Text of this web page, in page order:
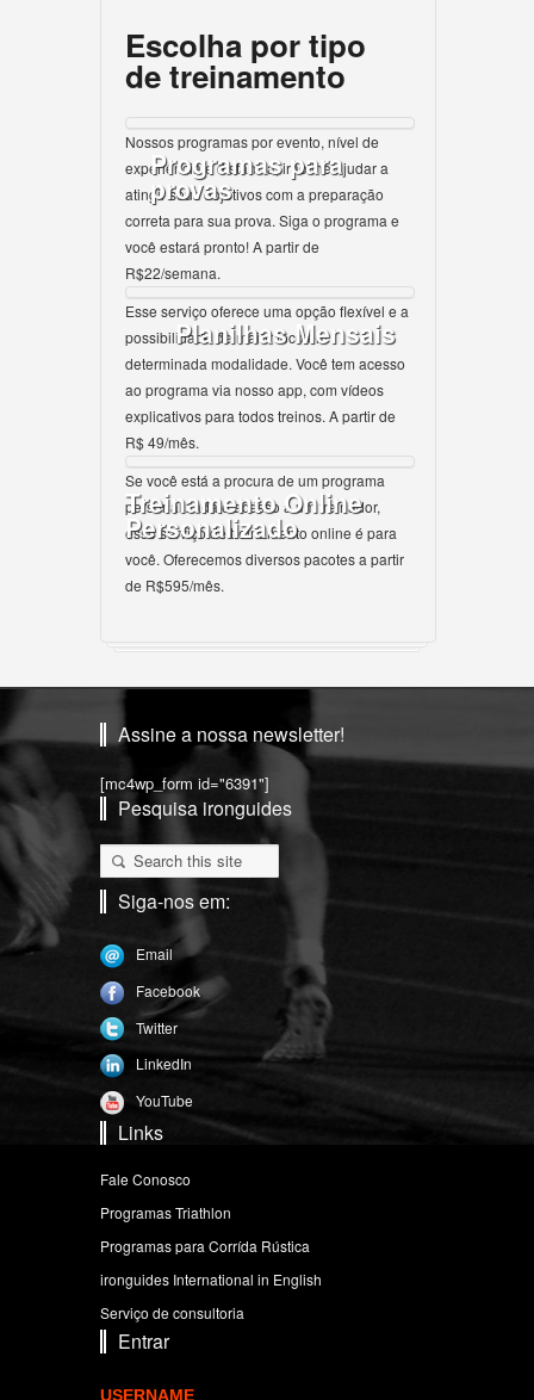
Escolha por tipo
de treinamento
Programas para
provas
Nossos programas por evento, nível de
experiência e distância, irão lhe ajudar a
atingir seus objetivos com a preparação
correta para sua prova. Siga o programa e
você estará pronto! A partir de
R$22/semana.
Planilhas Mensais
Esse serviço oferece uma opção flexível e a
possibilidade de maior foco em
determinada modalidade. Você tem acesso
ao programa via nosso app, com vídeos
explicativos para todos treinos. A partir de
R$ 49/mês.
Treinamento Online
Personalizado
Se você está a procura de um programa
personalizada e acesso a um treinador,
esse serviço de treinamento online é para
você. Oferecemos diversos pacotes a partir
de R$595/mês.
Assine a nossa newsletter!
[mc4wp_form id="6391"]
Pesquisa ironguides
Siga-nos em:
Email
Facebook
Twitter
LinkedIn
YouTube
Links
Fale Conosco
Programas Triathlon
Programas para Corrída Rústica
ironguides International in English
Serviço de consultoria
Entrar
USERNAME